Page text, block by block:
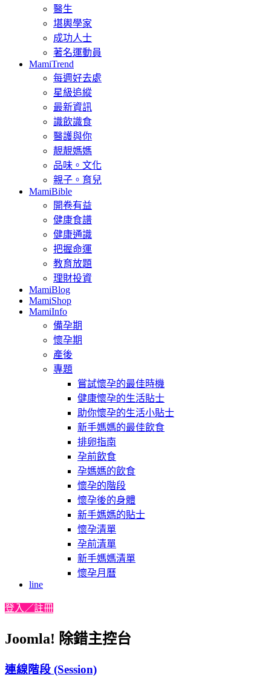
醫生
堪輿學家
成功人士
著名運動員
MamiTrend
每週好去處
星級追縱
最新資訊
識飲識食
醫護與你
靚靚媽媽
品味。文化
親子。育兒
MamiBible
開卷有益
健康食譜
健康通識
把握命運
教育放題
理財投資
MamiBlog
MamiShop
MamiInfo
備孕期
懷孕期
產後
專題
嘗試懷孕的最佳時機
健康懷孕的生活貼士
助你懷孕的生活小貼士
新手媽媽的最佳飲食
排卵指南
孕前飲食
孕媽媽的飲食
懷孕的階段
懷孕後的身體
新手媽媽的貼士
懷孕清單
孕前清單
新手媽媽清單
懷孕月曆
line
登入／註冊
Joomla! 除錯主控台
連線階段 (Session)